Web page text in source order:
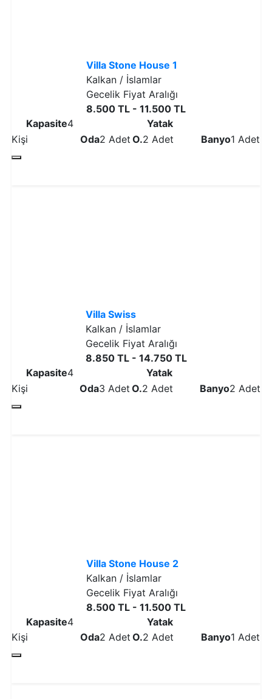
Villa Stone House 1
Kalkan / İslamlar
Gecelik Fiyat Aralığı
8.500 TL - 11.500 TL
Kapasite4
Kişi
Oda2 Adet
Yatak
O.2 Adet Banyo1 Adet
Villa Swiss
Kalkan / İslamlar
Gecelik Fiyat Aralığı
8.850 TL - 14.750 TL
Kapasite4
Kişi
Oda3 Adet
Yatak
O.2 Adet Banyo2 Adet
Villa Stone House 2
Kalkan / İslamlar
Gecelik Fiyat Aralığı
8.500 TL - 11.500 TL
Kapasite4
Kişi
Oda2 Adet
Yatak
O.2 Adet Banyo1 Adet